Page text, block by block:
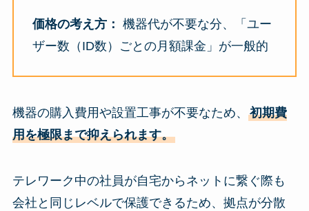
価格の考え方： 機器代が不要な分、「ユー
ザー数（ID数）ごとの月額課金」が一般的
機器の購入費用や設置工事が不要なため、 初期費
用を極限まで抑えられます。
テレワーク中の社員が自宅からネットに繋ぐ際も
会社と同じレベルで保護できるため、拠点が分散